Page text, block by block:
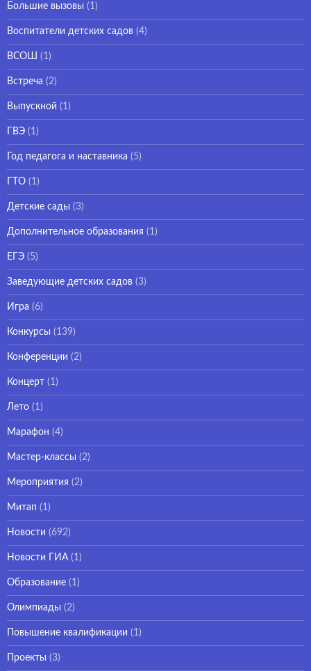
Большие вызовы (1)
Воспитатели детских садов (4)
ВСОШ (1)
Встреча (2)
Выпускной (1)
ГВЭ (1)
Год педагога и наставника (5)
ГТО (1)
Детские сады (3)
Дополнительное образования (1)
ЕГЭ (5)
Заведующие детских садов (3)
Игра (6)
Конкурсы (139)
Конференции (2)
Концерт (1)
Лето (1)
Марафон (4)
Мастер-классы (2)
Мероприятия (2)
Митап (1)
Новости (692)
Новости ГИА(1)
Образование (1)
Олимпиады (2)
Повышение квалификации (1)
Проекты (3)